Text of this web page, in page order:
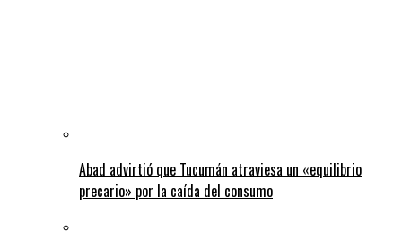
Abad advirtió que Tucumán atraviesa un «equilibrio
precario» por la caída del consumo